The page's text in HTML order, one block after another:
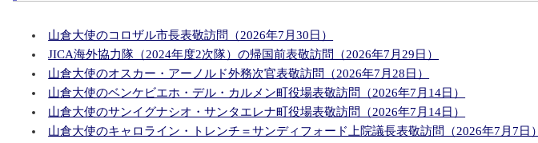
山倉大使のコロザル市長表敬訪問（2026年7月30日）
JICA海外協力隊（2024年度2次隊）の帰国前表敬訪問（2026年7月29日）
山倉大使のオスカー・アーノルド外務次官表敬訪問（2026年7月28日）
山倉大使のベンケビエホ・デル・カルメン町役場表敬訪問（2026年7月14日）
山倉大使のサンイグナシオ・サンタエレナ町役場表敬訪問（2026年7月14日）
山倉大使のキャロライン・トレンチ＝サンディフォード上院議長表敬訪問（2026年7月7日）